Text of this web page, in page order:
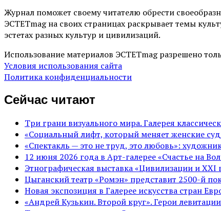
Журнал поможет своему читателю обрести
ЭСТЕТmag на своих страницах раскрывает темы
эстетах разных культур и цивилизаций.
Использование материалов ЭСТЕТmag разрешено
Условия использования сайта
Политика конфиденциальности
Сейчас читают
Три грани визуального мира. Галерея
«Социальный лифт, который меняет женские
«Спектакль — это не труд, это любовь»:
12 июня 2026 года в Арт-галерее «Счастье на
Этнографическая выставка «Цивилизации и
Цыганский театр «Ромэн» представит 2500-й
Новая экспозиция в Галерее искусства стран
«Андрей Кузькин. Второй круг». Герои